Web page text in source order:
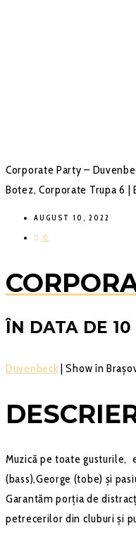
Corporate Party –
Botez, Corporate Trupa 6 |
AUGUST 10, 2022
0
ÎN DATA DE
Duvenbeck | Show în
Muzică pe toate gusturile,
(bass),George (tobe) și
Garantăm porția de
petrecerilor din cluburi și